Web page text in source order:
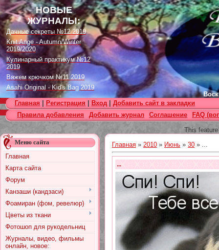
НОВЫЕ
ЖУРНАЛЫ:
Дачные секреты №12 2019
Knit Ange - Autumn/Winter
2019/2020
Кулинарный практикум №12
2019
Вяжем крючком №11 2019
Asahi Original - Kid's Bag 2019
Цветок. Спецвыпуск №4 2019
Designs in Machine Embroidery
№116 2019
Burda Örgü dergisi №2 2019
Loopy Mango Knitting: 34
Fashionable Pieces You Can
Make in a Day
Craft Stamper - January 2020
Главная
Регистрация Вход
Добавить сайт в закладки
Правила добавления
Добавить журнал Соглашение FAQ
This
Меню сайта
Главная
Карта сайта
Форум
Канзаши (кандзаси)
Фоамиран (фом, ревелюр)
Цветы из ткани
Фотошоп для рукодельниц
Журналы, видео, фильмы
онлайн, новое:
Главная » 2010 » Июнь » 30 » ...
...